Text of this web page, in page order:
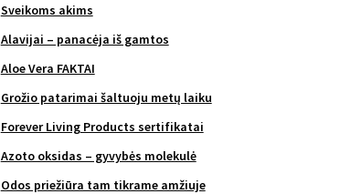
Sveikoms akims
Alavijai – panacėja iš gamtos
Aloe Vera FAKTAI
Grožio patarimai šaltuoju metų laiku
Forever Living Products sertifikatai
Azoto oksidas – gyvybės molekulė
Odos priežiūra tam tikrame amžiuje